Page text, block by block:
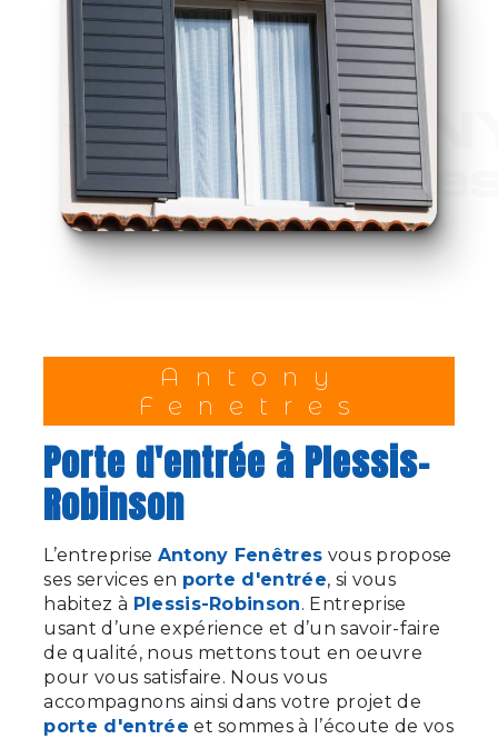
Antony
Fenetres
porte d'entrée à Plessis-
Robinson
L’entreprise Antony Fenêtres vous propose
ses services en porte d'entrée, si vous
habitez à Plessis-Robinson. Entreprise
usant d’une expérience et d’un savoir-faire
de qualité, nous mettons tout en oeuvre
pour vous satisfaire. Nous vous
accompagnons ainsi dans votre projet de
porte d'entrée et sommes à l’écoute de vos